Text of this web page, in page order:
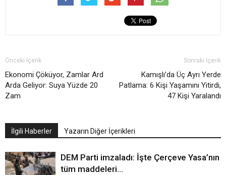
Önceki İçerik
Ekonomi Çöküyor, Zamlar Ard
Arda Geliyor: Suya Yüzde 20
Zam
Sonraki İçerik
Kamışlı’da Üç Ayrı Yerde
Patlama: 6 Kişi Yaşamını Yitirdi,
47 Kişi Yaralandı
İlgili Haberler Yazarın Diğer İçerikleri
DEM Parti imzaladı: İşte Çerçeve Yasa’nın
tüm maddeleri…